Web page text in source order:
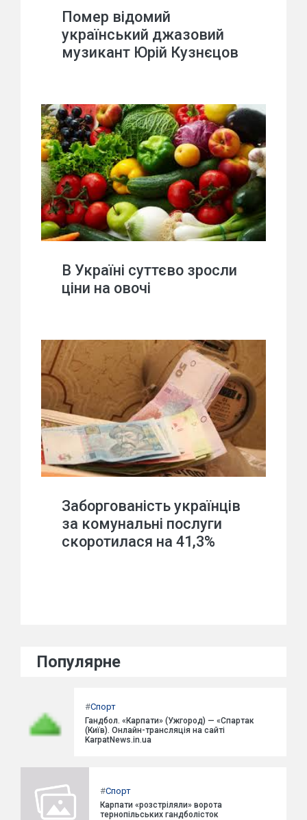
Помер відомий
український джазовий
музикант Юрій Кузнєцов
В Україні суттєво зросли
ціни на овочі
Заборгованість українців
за комунальні послуги
скоротилася на 41,3%
Популярне
#Спорт
Гандбол. «Карпати» (Ужгород) — «Спартак
(Київ). Онлайн-трансляція на сайті
KarpatNews.in.ua
#Спорт
Карпати «розстріляли» ворота
тернопільських гандболісток